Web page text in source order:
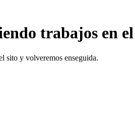
trabajos en
sito y volveremos enseguida.